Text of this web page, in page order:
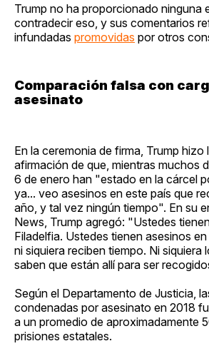
Trump no ha proporcionado ninguna
contradecir eso, y sus comentarios
infundadas promovidas por otros
Comparación falsa con
asesinato
En la ceremonia de firma, Trump hizo
afirmación de que, mientras muchos
6 de enero han "estado en la cárcel
ya... veo asesinos en este país que
año, y tal vez ningún tiempo". En su
News, Trump agregó: "Ustedes
Filadelfia. Ustedes tienen asesinos
ni siquiera reciben tiempo. Ni siquiera
saben que están allí para ser
Según el Departamento de Justicia,
condenadas por asesinato en 2018
a un promedio de aproximadamente
prisiones estatales.